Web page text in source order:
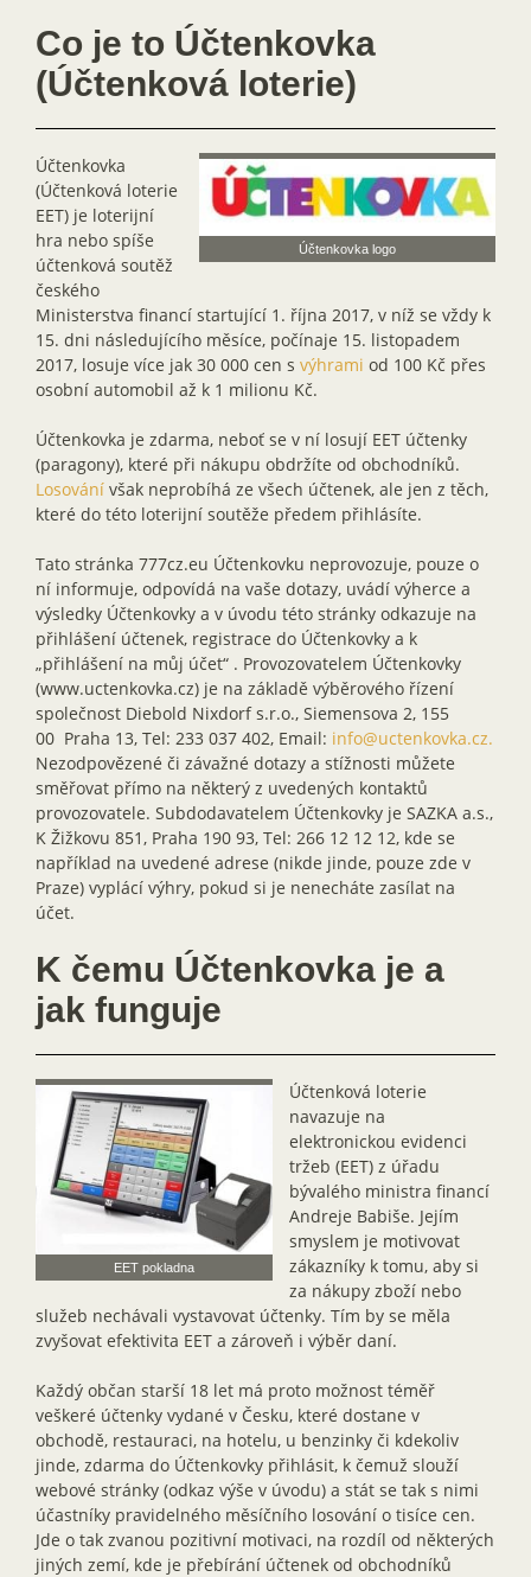
Co je to Účtenkovka
(Účtenková loterie)
Účtenkovka logo
Účtenkovka
(Účtenková loterie
EET) je loterijní
hra nebo spíše
účtenková soutěž
českého
Ministerstva financí startující 1. října 2017, v níž se vždy k
15. dni následujícího měsíce, počínaje 15. listopadem
2017, losuje více jak 30 000 cen s výhrami od 100 Kč přes
osobní automobil až k 1 milionu Kč.
Účtenkovka je zdarma, neboť se v ní losují EET účtenky
(paragony), které při nákupu obdržíte od obchodníků.
Losování však neprobíhá ze všech účtenek, ale jen z těch,
které do této loterijní soutěže předem přihlásíte.
Tato stránka 777cz.eu Účtenkovku neprovozuje, pouze o
ní informuje, odpovídá na vaše dotazy, uvádí výherce a
výsledky Účtenkovky a v úvodu této stránky odkazuje na
přihlášení účtenek, registrace do Účtenkovky a k
„přihlášení na můj účet“ . Provozovatelem Účtenkovky
(www.uctenkovka.cz) je na základě výběrového řízení
společnost Diebold Nixdorf s.r.o., Siemensova 2, 155
00 Praha 13, Tel: 233 037 402, Email: info@uctenkovka.cz.
Nezodpovězené či závažné dotazy a stížnosti můžete
směřovat přímo na některý z uvedených kontaktů
provozovatele. Subdodavatelem Účtenkovky je SAZKA a.s.,
K Žižkovu 851, Praha 190 93, Tel: 266 12 12 12, kde se
například na uvedené adrese (nikde jinde, pouze zde v
Praze) vyplácí výhry, pokud si je nenecháte zasílat na
účet.
K čemu Účtenkovka je a
jak funguje
EET pokladna
Účtenková loterie
navazuje na
elektronickou evidenci
tržeb (EET) z úřadu
bývalého ministra financí
Andreje Babiše. Jejím
smyslem je motivovat
zákazníky k tomu, aby si
za nákupy zboží nebo
služeb nechávali vystavovat účtenky. Tím by se měla
zvyšovat efektivita EET a zároveň i výběr daní.
Každý občan starší 18 let má proto možnost téměř
veškeré účtenky vydané v Česku, které dostane v
obchodě, restauraci, na hotelu, u benzinky či kdekoliv
jinde, zdarma do Účtenkovky přihlásit, k čemuž slouží
webové stránky (odkaz výše v úvodu) a stát se tak s nimi
účastníky pravidelného měsíčního losování o tisíce cen.
Jde o tak zvanou pozitivní motivaci, na rozdíl od některých
jiných zemí, kde je přebírání účtenek od obchodníků